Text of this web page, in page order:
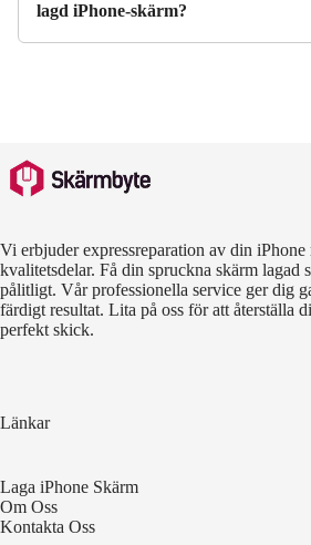
lagd iPhone-skärm?
Vi erbjuder expressreparation av din iPhone
kvalitetsdelar. Få din spruckna skärm lagad
pålitligt. Vår professionella service ger dig
färdigt resultat. Lita på oss för att återställa
perfekt skick.
Länkar
Laga iPhone Skärm
Om Oss
Kontakta Oss